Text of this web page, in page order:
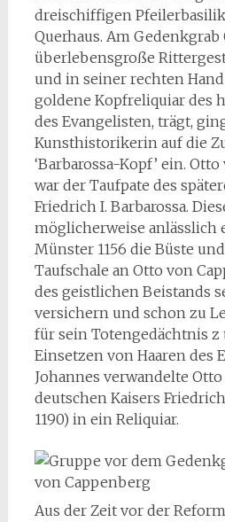
dreischiffigen
Querhaus. Am
überlebensgroße
und in seiner rechten
goldene Kopfreliquiar des
des Evangelisten, trägt,
Kunsthistorikerin auf die
‘Barbarossa-Kopf’ ein.
war der Taufpate des
Friedrich I. Barbarossa.
möglicherweise anlässlich
Münster 1156 die Büste
Taufschale an Otto von
des geistlichen Beistands
versichern und schon zu
für sein Totengedächtnis z
Einsetzen von Haaren des
Johannes verwandelte
deutschen Kaisers
1190) in ein Reliquiar.
Aus der Zeit vor der